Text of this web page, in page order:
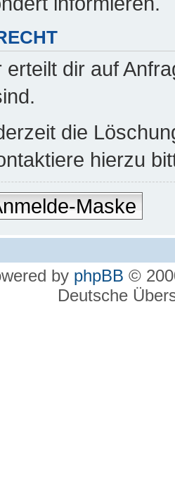
erteilt dir auf
die
hierzu
Maske
by phpBB ©
Deutsche